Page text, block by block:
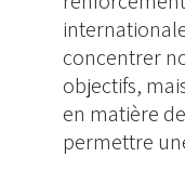
concentrer
objectifs,
en matière
permettre